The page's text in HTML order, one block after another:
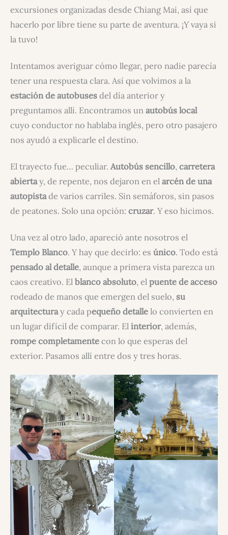
excursiones organizadas desde Chiang Mai, así que
hacerlo por libre tiene su parte de aventura. ¡Y vaya si
la tuvo!
Intentamos averiguar cómo llegar, pero nadie parecía
tener una respuesta clara. Así que volvimos a la
estación de autobusesdel día anterior y
preguntamos allí. Encontramos un autobús local
cuyo conductor no hablaba inglés, pero otro pasajero
nos ayudó a explicarle el destino.
El trayecto fue… peculiar. Autobús sencillo, carretera
abiertay, de repente, nos dejaron en el arcén de una
autopistade varios carriles. Sin semáforos, sin pasos
de peatones. Solo una opción: cruzar. Y eso hicimos.
Una vez al otro lado, apareció ante nosotros el
Templo Blanco. Y hay que decirlo: es único. Todo está
pensado al detalle, aunque a primera vista parezca un
caos creativo. El blanco absoluto, el puente de acceso
rodeado de manos que emergen del suelo, su
arquitecturay cada pequeño detallelo convierten en
un lugar difícil de comparar. El interior, además,
rompe completamentecon lo que esperas del
exterior. Pasamos allí entre dos y tres horas.